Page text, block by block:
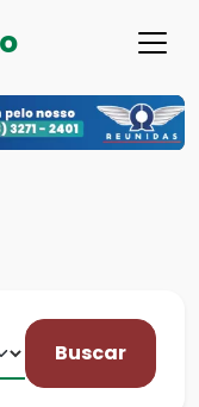
Buscar